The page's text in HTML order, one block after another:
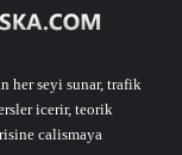
her seyi sunar, trafik
icerir, teorik
calismaya